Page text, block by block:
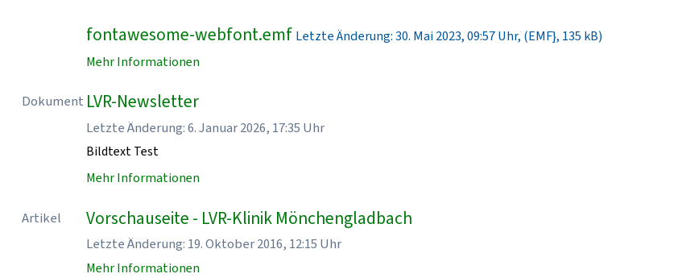
fontawesome-webfont.emf Letzte Änderung: 30. Mai 2023, 09:57 Uhr, (EMF}, 135 kB)
Mehr Informationen
Dokument LVR-Newsletter
Letzte Änderung: 6. Januar 2026, 17:35 Uhr
Bildtext Test
Mehr Informationen
Artikel Vorschauseite - LVR-Klinik Mönchengladbach
Letzte Änderung: 19. Oktober 2016, 12:15 Uhr
Mehr Informationen